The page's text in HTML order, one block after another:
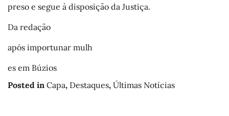
preso e segue à disposição da Justiça.
Da redação
após importunar mulh
es em Búzios
Posted in Capa, Destaques, Últimas Notícias